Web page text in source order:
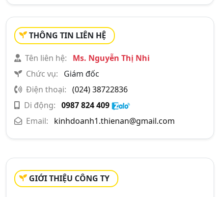
THÔNG TIN LIÊN HỆ
Tên liên hệ:
Ms. Nguyễn Thị Nhi
Chức vụ:
Giám đốc
Điện thoại: (024) 38722836
Di động: 0987 824 409
Email:
kinhdoanh1.thienan@gmail.com
GIỚI THIỆU CÔNG TY